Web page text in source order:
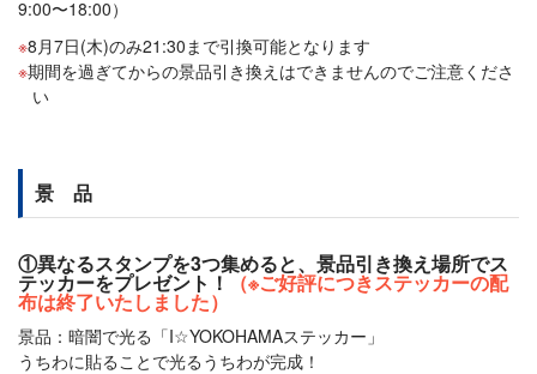
9:00〜18:00）
8月7日(木)のみ21:30まで引換可能となります
期間を過ぎてからの景品引き換えはできませんのでご注意くださ
い
景 品
①異なるスタンプを3つ集めると、景品引き換え場所でス
テッカーをプレゼント！（※ご好評につきステッカーの配
布は終了いたしました）
景品：暗闇で光る「I☆YOKOHAMAステッカー」
うちわに貼ることで光るうちわが完成！